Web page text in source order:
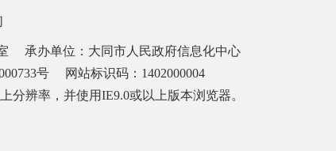
承办单位：大同市人民政府信息化中心
号
网站标识码：1402000004
分辨率，并使用IE9.0或以上版本浏览器。